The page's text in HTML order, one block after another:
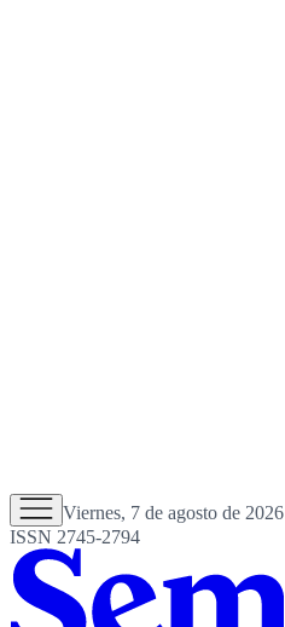
Viernes, 7 de agosto de 2026
ISSN 2745-2794